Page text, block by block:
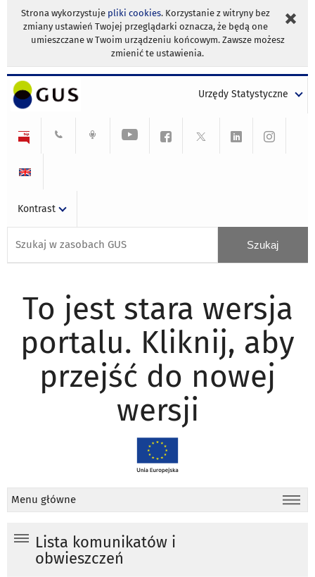
Strona wykorzystuje pliki cookies. Korzystanie z witryny bez
zmiany ustawień Twojej przeglądarki oznacza, że będą one
umieszczane w Twoim urządzeniu końcowym. Zawsze możesz
zmienić te ustawienia.
Urzędy Statystyczne
Kontrast
To jest stara wersja
portalu. Kliknij, aby
przejść do nowej
wersji
Menu główne
Lista komunikatów i
obwieszczeń